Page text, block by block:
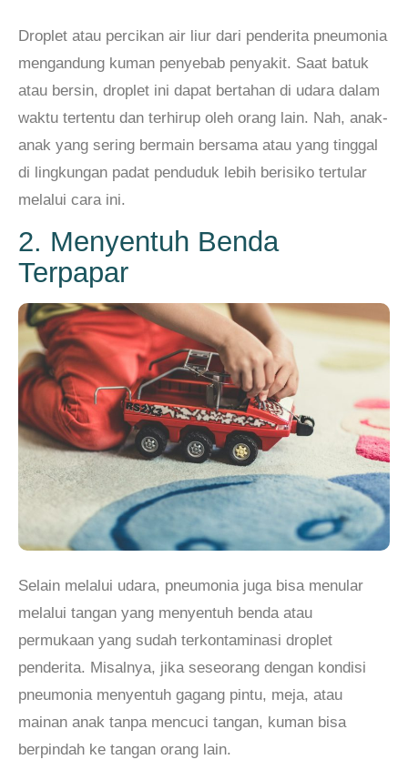
Droplet atau percikan air liur dari penderita pneumonia
mengandung kuman penyebab penyakit. Saat batuk
atau bersin, droplet ini dapat bertahan di udara dalam
waktu tertentu dan terhirup oleh orang lain. Nah, anak-
anak yang sering bermain bersama atau yang tinggal
di lingkungan padat penduduk lebih berisiko tertular
melalui cara ini.
2. Menyentuh Benda
Terpapar
Selain melalui udara, pneumonia juga bisa menular
melalui tangan yang menyentuh benda atau
permukaan yang sudah terkontaminasi droplet
penderita. Misalnya, jika seseorang dengan kondisi
pneumonia menyentuh gagang pintu, meja, atau
mainan anak tanpa mencuci tangan, kuman bisa
berpindah ke tangan orang lain.